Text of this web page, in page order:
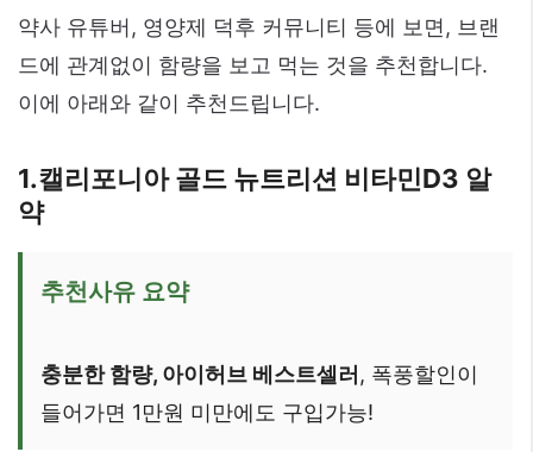
약사 유튜버, 영양제 덕후 커뮤니티 등에 보면, 브랜
드에 관계없이 함량을 보고 먹는 것을 추천합니다.
이에 아래와 같이 추천드립니다.
1.캘리포니아 골드 뉴트리션 비타민D3 알
약
추천사유 요약
충분한 함량, 아이허브 베스트셀러, 폭풍할인이
들어가면 1만원 미만에도 구입가능!